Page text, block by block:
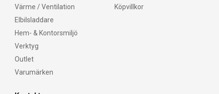
Värme / Ventilation
Elbilsladdare
Hem- & Kontorsmiljö
Verktyg
Outlet
Varumärken
Köpvillkor